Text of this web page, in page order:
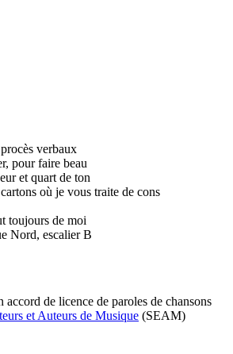
verbaux
pour faire beau
et quart de ton
où je vous traite de cons
toujours de moi
Nord, escalier B
accord de licence de paroles de chansons
et Auteurs de Musique (SEAM)